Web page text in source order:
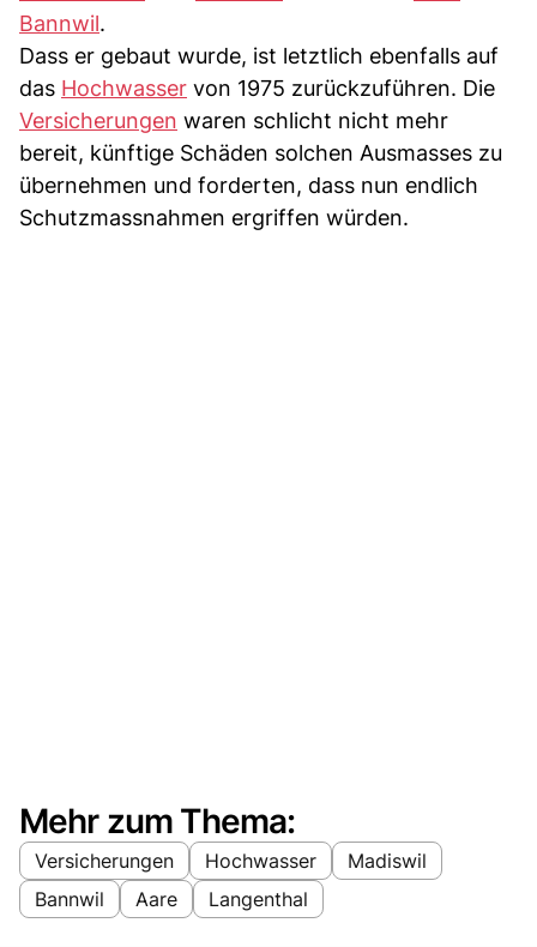
Bannwil.
Dass er gebaut wurde, ist letztlich ebenfalls auf
das Hochwasser von 1975 zurückzuführen. Die
Versicherungen waren schlicht nicht mehr
bereit, künftige Schäden solchen Ausmasses zu
übernehmen und forderten, dass nun endlich
Schutzmassnahmen ergriffen würden.
Mehr zum Thema:
Versicherungen Hochwasser
Madiswil
Bannwil
Aare Langenthal